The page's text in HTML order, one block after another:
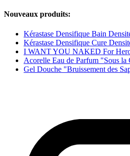
Nouveaux produits:
Kérastase Densifique Bain
Kérastase Densifique Cure
I WANT YOU NAKED For
Acorelle Eau de Parfum "Sous la
Gel Douche "Bruissement des